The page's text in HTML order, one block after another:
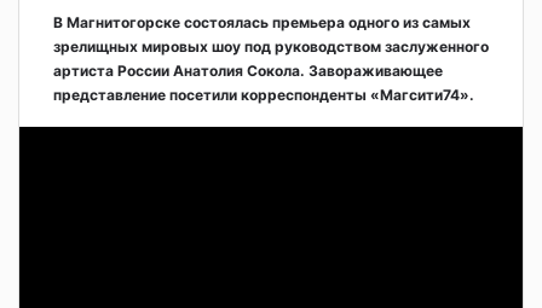
В Магнитогорске состоялась премьера одного из самых
зрелищных мировых шоу под руководством заслуженного
артиста России Анатолия Сокола. Завораживающее
представление посетили корреспонденты «Магсити74».